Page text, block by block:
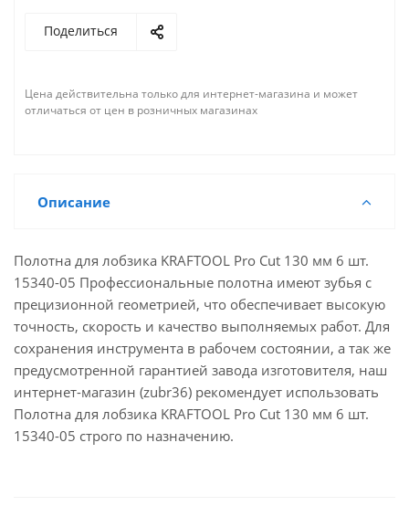
Поделиться
Цена действительна только для интернет-магазина и может
отличаться от цен в розничных магазинах
Описание
Полотна для лобзика KRAFTOOL Pro Cut 130 мм 6 шт.
15340-05 Профессиональные полотна имеют зубья с
прецизионной геометрией, что обеспечивает высокую
точность, скорость и качество выполняемых работ. Для
сохранения инструмента в рабочем состоянии, а так же
предусмотренной гарантией завода изготовителя, наш
интернет-магазин (zubr36) рекомендует использовать
Полотна для лобзика KRAFTOOL Pro Cut 130 мм 6 шт.
15340-05 строго по назначению.